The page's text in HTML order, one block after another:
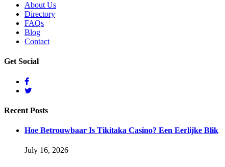
About Us
Directory
FAQs
Blog
Contact
Get Social
Recent Posts
Hoe Betrouwbaar Is Tikitaka Casino? Een Eerlijke Blik
July 16, 2026